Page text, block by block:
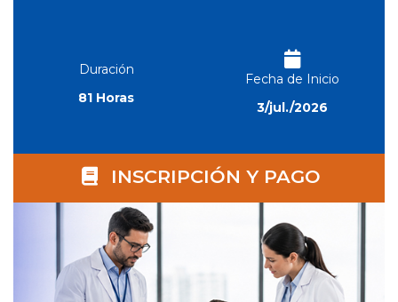
Duración
81 Horas
Fecha de Inicio
3/jul./2026
INSCRIPCIÓN Y PAGO